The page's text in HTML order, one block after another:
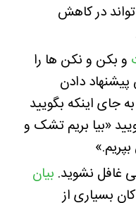
در کاهش
و بکن و نکن ها را
دادن
جای اینکه بگویید
«بیا بریم تشک و
غافل نشوید. بیان
بسیاری از